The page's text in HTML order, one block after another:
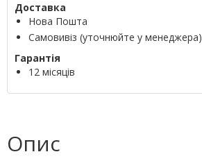
Доставка
Нова Пошта
Самовивіз (уточнюйте у менеджера)
Гарантія
12 місяців
Опис